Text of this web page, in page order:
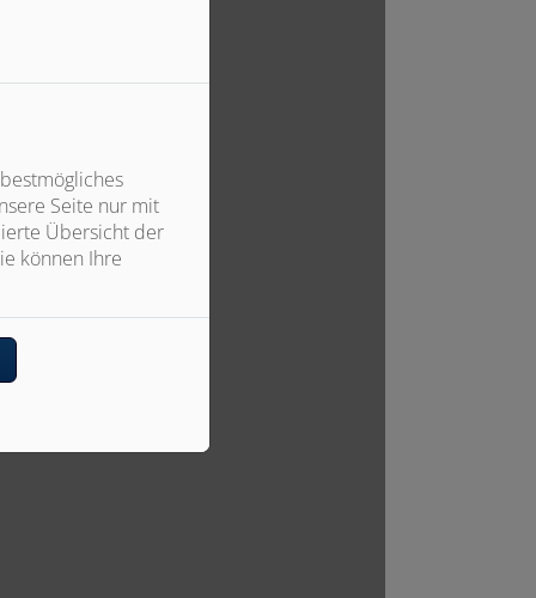
Seite nur mit
Übersicht der
können Ihre